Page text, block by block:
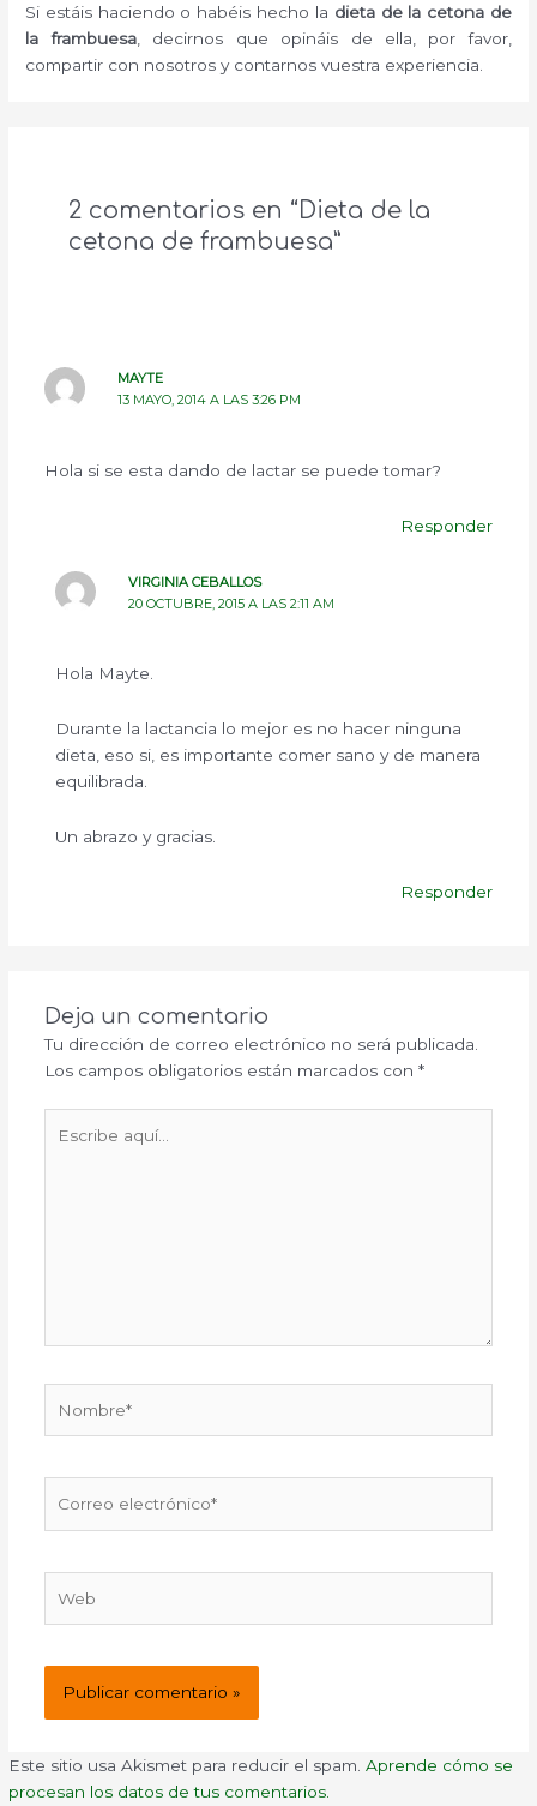
Si estáis haciendo o habéis hecho la dieta de la cetona de
la frambuesa, decirnos que opináis de ella, por favor,
compartir con nosotros y contarnos vuestra experiencia.
2 comentarios en “Dieta de la
cetona de frambuesa”
MAYTE
13 MAYO, 2014 A LAS 3:26 PM
Hola si se esta dando de lactar se puede tomar?
Responder
VIRGINIA CEBALLOS
20 OCTUBRE, 2015 A LAS 2:11 AM
Hola Mayte.
Durante la lactancia lo mejor es no hacer ninguna
dieta, eso si, es importante comer sano y de manera
equilibrada.
Un abrazo y gracias.
Responder
Deja un comentario
Tu dirección de correo electrónico no será publicada.
Los campos obligatorios están marcados con *
aquí...
electrónico*
Este sitio usa Akismet para reducir el spam.Aprende cómo se
procesan los datos de tus comentarios.